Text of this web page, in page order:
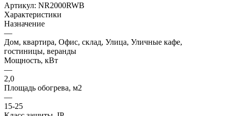
Артикул: NR2000RWB
Характеристики
Назначение
—
Дом, квартира, Офис, склад, Улица, Уличные кафе,
гостиницы, веранды
Мощность, кВт
—
2,0
Площадь обогрева, м2
—
15-25